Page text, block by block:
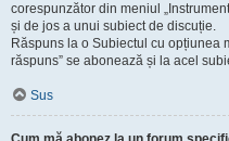
corespunzător din meniul
și de jos a unui subiect de discuție.
Răspuns la o Subiectul cu opțiunea
răspuns” se abonează și la acel
Sus